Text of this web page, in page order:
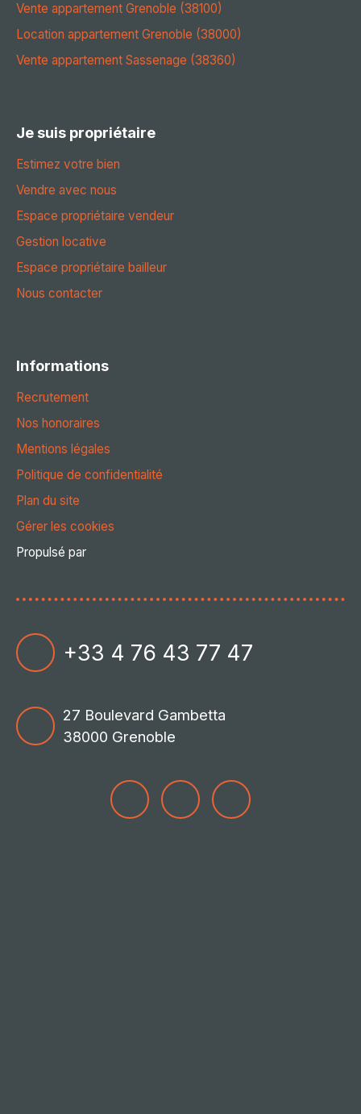
Vente appartement Grenoble (38100)
Location appartement Grenoble (38000)
Vente appartement Sassenage (38360)
Je suis propriétaire
Estimez votre bien
Vendre avec nous
Espace propriétaire vendeur
Gestion locative
Espace propriétaire bailleur
Nous contacter
Informations
Recrutement
Nos honoraires
Mentions légales
Politique de confidentialité
Plan du site
Gérer les cookies
Propulsé par
+33 4 76 43 77 47
27 Boulevard Gambetta
38000 Grenoble